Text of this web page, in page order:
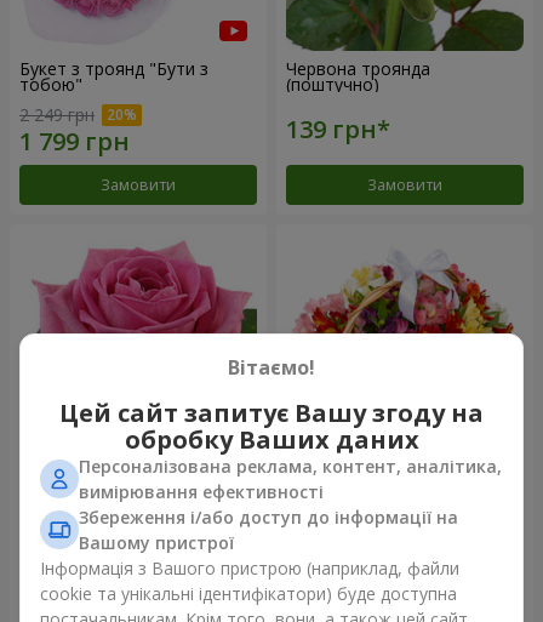
Букет з троянд "Бути з
тобою"
2 249 грн
Замовити
Червона троянда
(поштучно)
Замовити
Рожева троянда (поштучно)
Замовити
Кошик альстромерій
"Акварель"
Замовити
Вітаємо!
Цей сайт запитує Вашу згоду на
обробку Ваших даних
Персоналізована реклама, контент, аналітика,
вимірювання ефективності
Збереження і/або доступ до інформації на
Вашому пристрої
Інформація з Вашого пристрою (наприклад, файли
cookie та унікальні ідентифікатори) буде доступна